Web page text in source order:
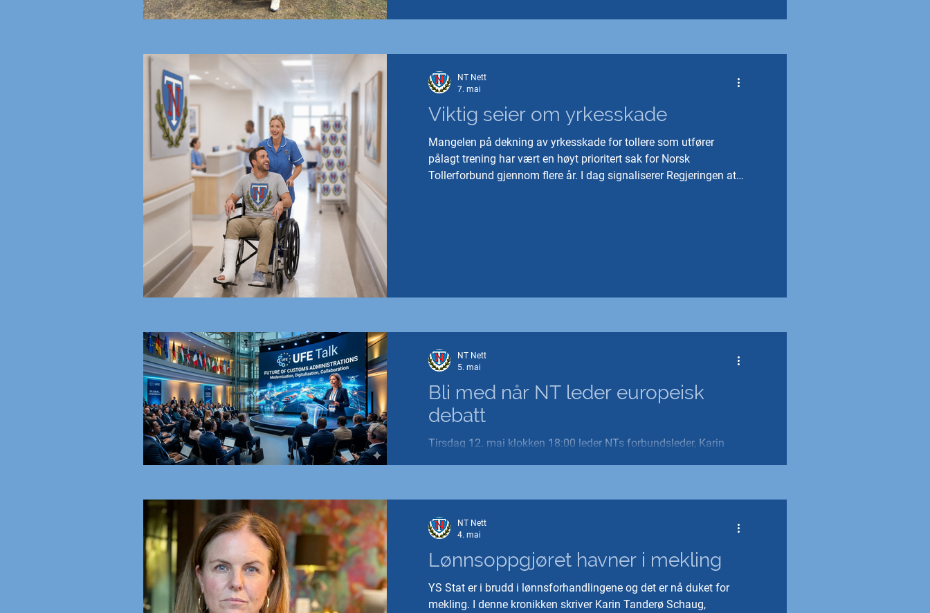
Viktig seier om yrkesskade
Mangelen på dekning av yrkesskade for tollere som utfører
pålagt trening har vært en høyt prioritert sak for Norsk
Tollerforbund gjennom flere år. I dag signaliserer Regjeringen at
NT Nett
7. mai
Bli med når NT leder europeisk
debatt
Tirsdag 12. mai klokken 18:00 leder NTs forbundsleder, Karin
NT Nett
5. mai
Lønnsoppgjøret havner i mekling
YS Stat er i brudd i lønnsforhandlingene og det er nå duket for
mekling. I denne kronikken skriver Karin Tanderø Schaug,
NT Nett
4. mai